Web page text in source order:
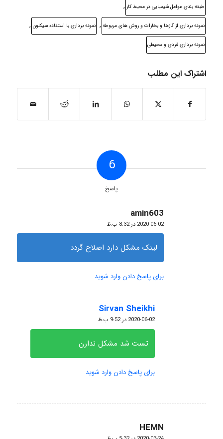
طبقه بندی عوامل شیمیایی در محیط کار ,
نمونه برداری از گازها و بخارات و روش های مربوطه , نمونه برداری با استفاده سیکلون ,
نمونه برداری فردی و محیطی
اشتراک این مطلب
6
پاسخ
amin603
گفته:
2020-06-02 در 8:32 ب.ظ
لینک مشکل دارد اصلاح گردد
برای پاسخ دادن وارد شوید
Sirvan Sheikhi
گفته:
2020-06-02 در 9:52 ب.ظ
تست شد مشکل ندارن
برای پاسخ دادن وارد شوید
HEMN
گفته: